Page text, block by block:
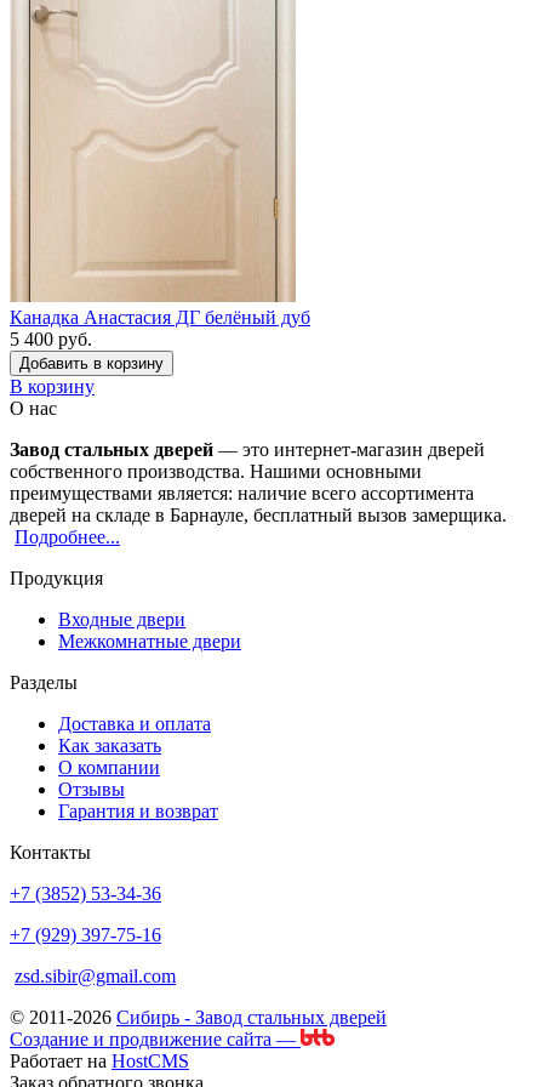
Канадка Анастасия ДГ белёный дуб
5 400 руб.
Добавить в корзину
В корзину
О нас
Завод стальных дверей — это интернет-магазин дверей
собственного производства. Нашими основными
преимуществами является: наличие всего ассортимента
дверей на складе в Барнауле, бесплатный вызов замерщика.
Подробнее...
Продукция
Входные двери
Межкомнатные двери
Разделы
Доставка и оплата
Как заказать
О компании
Отзывы
Гарантия и возврат
Контакты
+7 (3852) 53-34-36
+7 (929) 397-75-16
zsd.sibir@gmail.com
© 2011-2026 Сибирь - Завод стальных дверей
Создание и продвижение сайта —
Работает на HostCMS